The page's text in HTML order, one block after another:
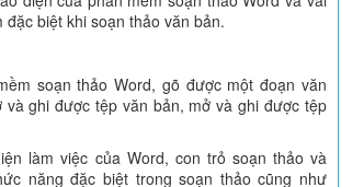
biệt khi soạn thảo văn bản.
soạn thảo Word, gõ được một đoạn văn
và ghi được tệp văn bản, mở và ghi được tệp
làm việc của Word, con trỏ soạn thảo và
năng đặc biệt trong soạn thảo cũng như